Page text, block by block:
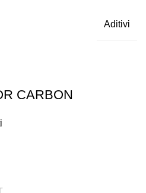
Aditivi
CARBON